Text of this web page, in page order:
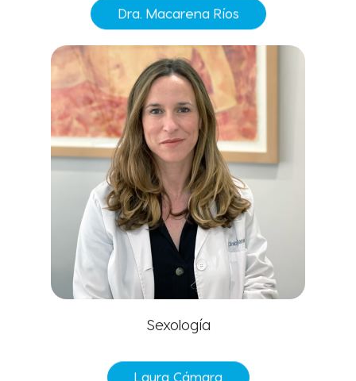
Dra. Macarena Ríos
Sexología
Laura Cámara